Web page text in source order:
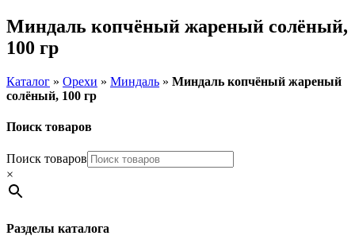
Миндаль копчёный жареный солёный,
100 гр
Каталог » Орехи » Миндаль » Миндаль копчёный жареный
солёный, 100 гр
Поиск товаров
Поиск товаров
×
Разделы каталога